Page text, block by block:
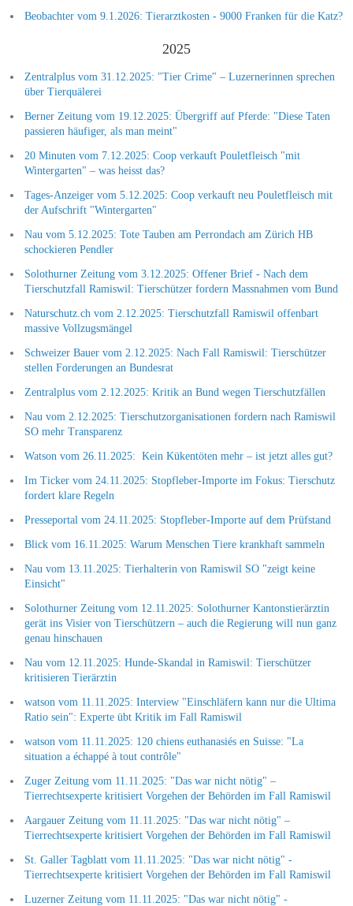
Beobachter vom 9.1.2026: Tierarztkosten - 9000 Franken für die Katz?
2025
Zentralplus vom 31.12.2025: "Tier Crime" – Luzernerinnen sprechen
über Tierquälerei
Berner Zeitung vom 19.12.2025: Übergriff auf Pferde: "Diese Taten
passieren häufiger, als man meint"
20 Minuten vom 7.12.2025: Coop verkauft Pouletfleisch "mit
Wintergarten" – was heisst das?
Tages-Anzeiger vom 5.12.2025: Coop verkauft neu Pouletfleisch mit
der Aufschrift "Wintergarten"
Nau vom 5.12.2025: Tote Tauben am Perrondach am Zürich HB
schockieren Pendler
Solothurner Zeitung vom 3.12.2025: Offener Brief - Nach dem
Tierschutzfall Ramiswil: Tierschützer fordern Massnahmen vom Bund
Naturschutz.ch vom 2.12.2025: Tierschutzfall Ramiswil offenbart
massive Vollzugsmängel
Schweizer Bauer vom 2.12.2025: Nach Fall Ramiswil: Tierschützer
stellen Forderungen an Bundesrat
Zentralplus vom 2.12.2025: Kritik an Bund wegen Tierschutzfällen
Nau vom 2.12.2025: Tierschutzorganisationen fordern nach Ramiswil
SO mehr Transparenz
Watson vom 26.11.2025: Kein Kükentöten mehr – ist jetzt alles gut?
Im Ticker vom 24.11.2025: Stopfleber-Importe im Fokus: Tierschutz
fordert klare Regeln
Presseportal vom 24.11.2025: Stopfleber-Importe auf dem Prüfstand
Blick vom 16.11.2025: Warum Menschen Tiere krankhaft sammeln
Nau vom 13.11.2025: Tierhalterin von Ramiswil SO "zeigt keine
Einsicht"
Solothurner Zeitung vom 12.11.2025: Solothurner Kantonstierärztin
gerät ins Visier von Tierschützern – auch die Regierung will nun ganz
genau hinschauen
Nau vom 12.11.2025: Hunde-Skandal in Ramiswil: Tierschützer
kritisieren Tierärztin
watson vom 11.11.2025: Interview "Einschläfern kann nur die Ultima
Ratio sein": Experte übt Kritik im Fall Ramiswil
watson vom 11.11.2025: 120 chiens euthanasiés en Suisse: "La
situation a échappé à tout contrôle"
Zuger Zeitung vom 11.11.2025: "Das war nicht nötig" –
Tierrechtsexperte kritisiert Vorgehen der Behörden im Fall Ramiswil
Aargauer Zeitung vom 11.11.2025: "Das war nicht nötig" –
Tierrechtsexperte kritisiert Vorgehen der Behörden im Fall Ramiswil
St. Galler Tagblatt vom 11.11.2025: "Das war nicht nötig" -
Tierrechtsexperte kritisiert Vorgehen der Behörden im Fall Ramiswil
Luzerner Zeitung vom 11.11.2025: "Das war nicht nötig" -